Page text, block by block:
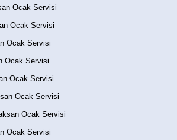
Ocak Servisi
Ocak Servisi
Ocak Servisi
Ocak Servisi
Ocak Servisi
Ocak Servisi
Ocak Servisi
Ocak Servisi